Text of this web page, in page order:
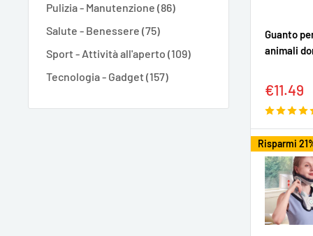
Pulizia - Manutenzione (86)
Salute - Benessere (75)
Sport - Attività all'aperto (109)
Tecnologia - Gadget (157)
Guanto
animali
Prezzo
€11.49
Risparmi